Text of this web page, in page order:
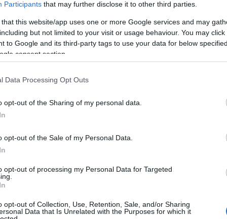
Participants that may further disclose it to other third parties.
that this website/app uses one or more Google services and may
but not limited to your visit or usage behaviour. You may
to Google and its third-party tags to use your data for below
consent section.
Data Processing Opt Outs
opt-out of the Sharing of my personal data.
opt-out of the Sale of my Personal Data.
opt-out of processing my Personal Data for Targeted
opt-out of Collection, Use, Retention, Sale, and/or Sharing
Data that Is Unrelated with the Purposes for which it
Lions Club Arzachena. “Noi del Lions Club
di incontro. Il ricordo che ho di Alberto è
una persona alla quale ero molto
domani 27 aprile alle ore 11 e 30
di Arzachena.
cliccando qui